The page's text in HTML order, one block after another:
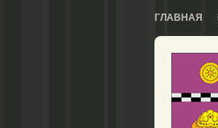
ГЛАВНАЯ